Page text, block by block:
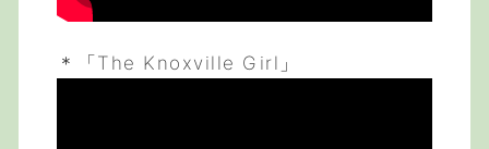
＊「The Knoxville Girl」